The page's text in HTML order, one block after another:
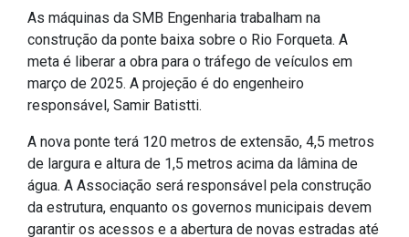
Serviços
IPTU 2026
Nota Fiscal Eletrônica
Ouvidoria
Portal do Cidadão
Portal do Servidor
As máquinas da SMB Engenharia trabalham na
construção da ponte baixa sobre o Rio Forqueta. A
meta é liberar a obra para o tráfego de veículos em
março de 2025. A projeção é do engenheiro
responsável, Samir Batistti.
A nova ponte terá 120 metros de extensão, 4,5 metros
de largura e altura de 1,5 metros acima da lâmina de
água. A Associação será responsável pela construção
da estrutura, enquanto os governos municipais devem
garantir os acessos e a abertura de novas estradas até